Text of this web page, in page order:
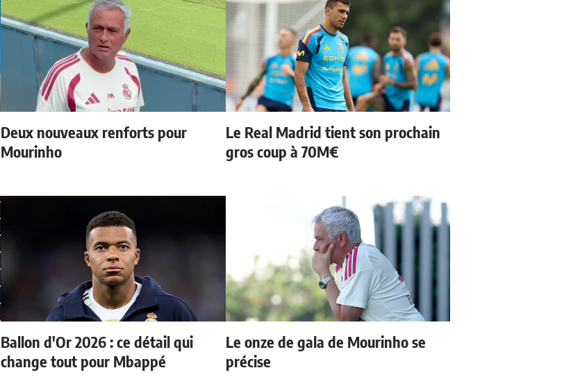
Deux nouveaux renforts pour
Mourinho
Le Real Madrid tient son prochain
gros coup à 70M€
Ballon d'Or 2026 : ce détail qui
change tout pour Mbappé
Le onze de gala de Mourinho se
précise